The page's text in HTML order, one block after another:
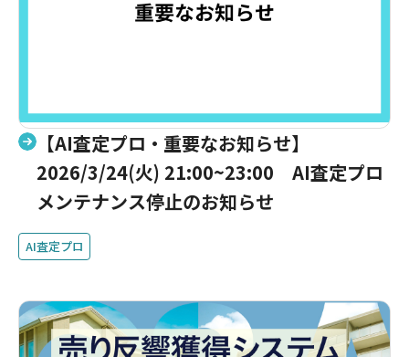
【AI査定プロ・重要なお知らせ】
2026/3/24(火) 21:00~23:00 AI査定プロ
メンテナンス停止のお知らせ
AI査定プロ